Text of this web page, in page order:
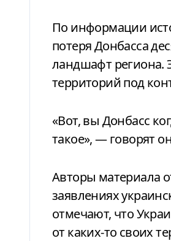
По информации
потеря Донбасса
ландшафт региона.
территорий под
«Вот, вы Донбасс
такое», — говорят
Авторы материала
заявлениях
отмечают, что
от каких-то своих